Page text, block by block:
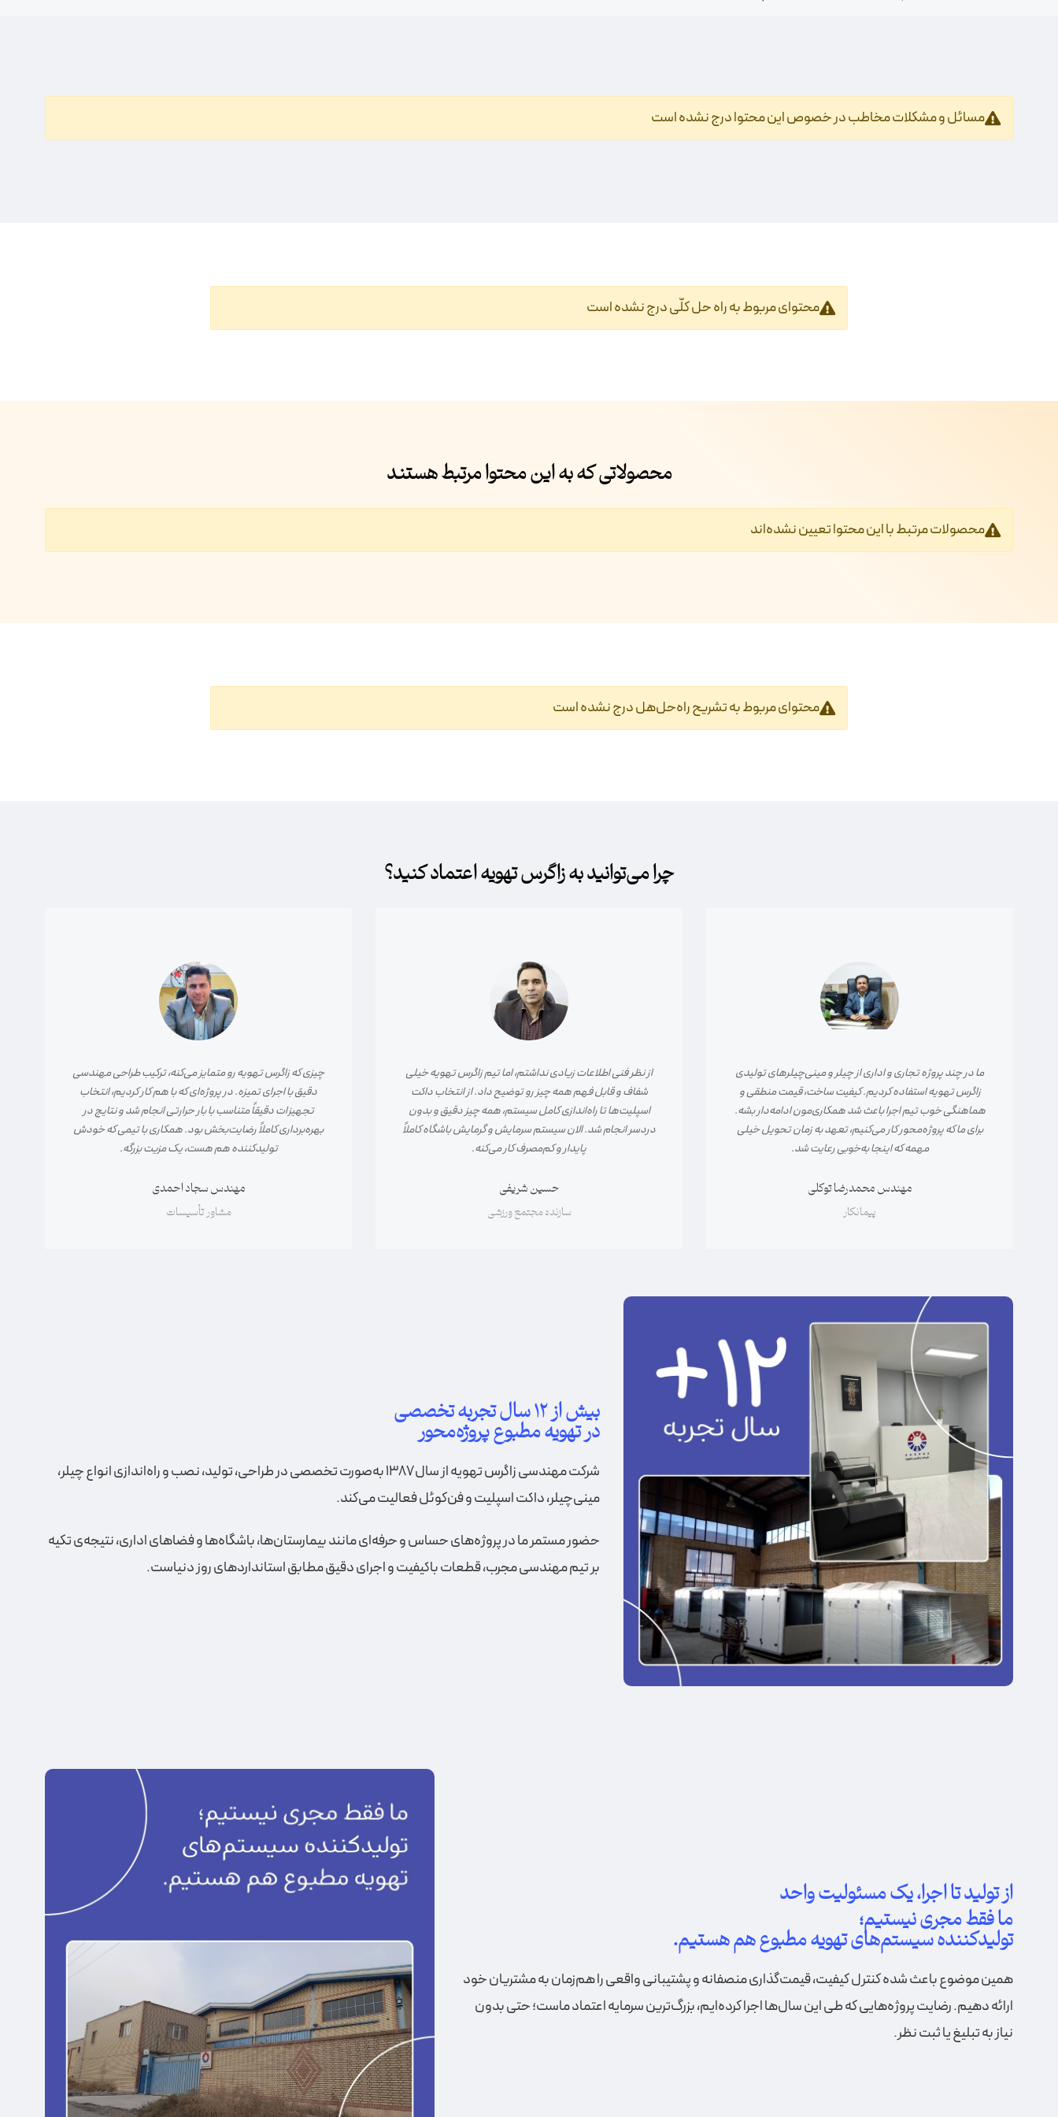
مسائل و مشکلات مخاطب در خصوص این محتوا درج نشده است
محتوای مربوط به راه حل کلّی درج نشده است
محصولاتی که به این محتوا مرتبط هستند
محصولات مرتبط با این محتوا تعیین نشده‌اند
محتوای مربوط به تشریح راه‌حل‌هل درج نشده است‎
چرا می‌توانید به زاگرس تهویه اعتماد کنید؟
ما در چند پروژه تجاری و اداری از چیلر و مینی‌چیلرهای تولیدی
زاگرس تهویه استفاده کردیم. کیفیت ساخت، قیمت منطقی و
هماهنگی خوب تیم اجرا باعث شد همکاری‌مون ادامه‌دار بشه.
برای ما که پروژه‌محور کار می‌کنیم، تعهد به زمان تحویل خیلی
مهمه که اینجا به‌خوبی رعایت شد.
مهندس محمدرضا توکلی
پیمانکار
از نظر فنی اطلاعات زیادی نداشتم، اما تیم زاگرس تهویه خیلی
شفاف و قابل فهم همه چیز رو توضیح داد. از انتخاب داکت
اسپلیت‌ها تا راه‌اندازی کامل سیستم، همه چیز دقیق و بدون
دردسر انجام شد. الان سیستم سرمایش و گرمایش باشگاه کاملاً
پایدار و کم‌مصرف کار می‌کنه.
حسین شریفی
سازنده مجتمع ورزشی
چیزی که زاگرس تهویه رو متمایز می‌کنه، ترکیب طراحی مهندسی
دقیق با اجرای تمیزه. در پروژه‌ای که با هم کار کردیم، انتخاب
تجهیزات دقیقاً متناسب با بار حرارتی انجام شد و نتایج در
بهره‌برداری کاملاً رضایت‌بخش بود. همکاری با تیمی که خودش
تولیدکننده هم هست، یک مزیت بزرگه.
مهندس سجاد احمدی
مشاور تأسیسات
بیش از ۱۲ سال تجربه تخصصی
در تهویه مطبوع پروژه‌محور
شرکت مهندسی زاگرس تهویه از سال ۱۳۸۷ به‌صورت تخصصی در طراحی، تولید، نصب و راه‌اندازی انواع چیلر،
مینی‌چیلر، داکت اسپلیت و فن‌کوئل فعالیت می‌کند.
حضور مستمر ما در پروژه‌های حساس و حرفه‌ای مانند بیمارستان‌ها، باشگاه‌ها و فضاهای اداری، نتیجه‌ی تکیه
بر تیم مهندسی مجرب، قطعات باکیفیت و اجرای دقیق مطابق استانداردهای روز دنیاست.
از تولید تا اجرا، یک مسئولیت واحد
ما فقط مجری نیستیم؛
تولیدکننده سیستم‌های تهویه مطبوع هم هستیم.
همین موضوع باعث شده کنترل کیفیت، قیمت‌گذاری منصفانه و پشتیبانی واقعی را هم‌زمان به مشتریان خود
ارائه دهیم. رضایت پروژه‌هایی که طی این سال‌ها اجرا کرده‌ایم، بزرگ‌ترین سرمایه اعتماد ماست؛ حتی بدون
نیاز به تبلیغ یا ثبت نظر.